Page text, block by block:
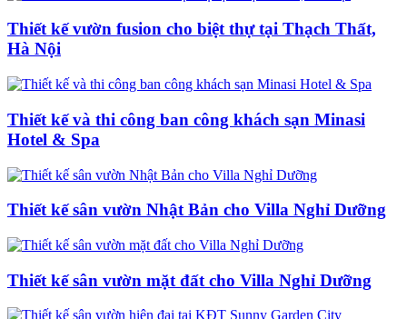
Thiết kế vườn fusion cho biệt thự tại Thạch Thất,
Hà Nội
Thiết kế và thi công ban công khách sạn Minasi
Hotel & Spa
Thiết kế sân vườn Nhật Bản cho Villa Nghỉ Dưỡng
Thiết kế sân vườn mặt đất cho Villa Nghỉ Dưỡng